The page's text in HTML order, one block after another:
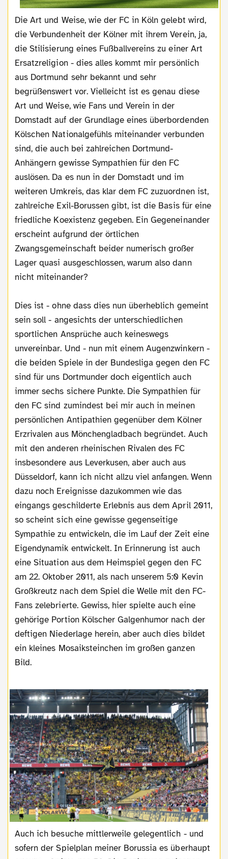
Die Art und Weise, wie der FC in Köln gelebt wird,
die Verbundenheit der Kölner mit ihrem Verein, ja,
die Stilisierung eines Fußballvereins zu einer Art
Ersatzreligion - dies alles kommt mir persönlich
aus Dortmund sehr bekannt und sehr
begrüßenswert vor. Vielleicht ist es genau diese
Art und Weise, wie Fans und Verein in der
Domstadt auf der Grundlage eines überbordenden
Kölschen Nationalgefühls miteinander verbunden
sind, die auch bei zahlreichen Dortmund-
Anhängern gewisse Sympathien für den FC
auslösen. Da es nun in der Domstadt und im
weiteren Umkreis, das klar dem FC zuzuordnen ist,
zahlreiche Exil-Borussen gibt, ist die Basis für eine
friedliche Koexistenz gegeben. Ein Gegeneinander
erscheint aufgrund der örtlichen
Zwangsgemeinschaft beider numerisch großer
Lager quasi ausgeschlossen, warum also dann
nicht miteinander?
Dies ist - ohne dass dies nun überheblich gemeint
sein soll - angesichts der unterschiedlichen
sportlichen Ansprüche auch keineswegs
unvereinbar. Und - nun mit einem Augenzwinkern -
die beiden Spiele in der Bundesliga gegen den FC
sind für uns Dortmunder doch eigentlich auch
immer sechs sichere Punkte. Die Sympathien für
den FC sind zumindest bei mir auch in meinen
persönlichen Antipathien gegenüber dem Kölner
Erzrivalen aus Mönchengladbach begründet. Auch
mit den anderen rheinischen Rivalen des FC
insbesondere aus Leverkusen, aber auch aus
Düsseldorf, kann ich nicht allzu viel anfangen. Wenn
dazu noch Ereignisse dazukommen wie das
eingangs geschilderte Erlebnis aus dem April 2011,
so scheint sich eine gewisse gegenseitige
Sympathie zu entwickeln, die im Lauf der Zeit eine
Eigendynamik entwickelt. In Erinnerung ist auch
eine Situation aus dem Heimspiel gegen den FC
am 22. Oktober 2011, als nach unserem 5:0 Kevin
Großkreutz nach dem Spiel die Welle mit den FC-
Fans zelebrierte. Gewiss, hier spielte auch eine
gehörige Portion Kölscher Galgenhumor nach der
deftigen Niederlage herein, aber auch dies bildet
ein kleines Mosaiksteinchen im großen ganzen
Bild.
Auch ich besuche mittlerweile gelegentlich - und
sofern der Spielplan meiner Borussia es überhaupt